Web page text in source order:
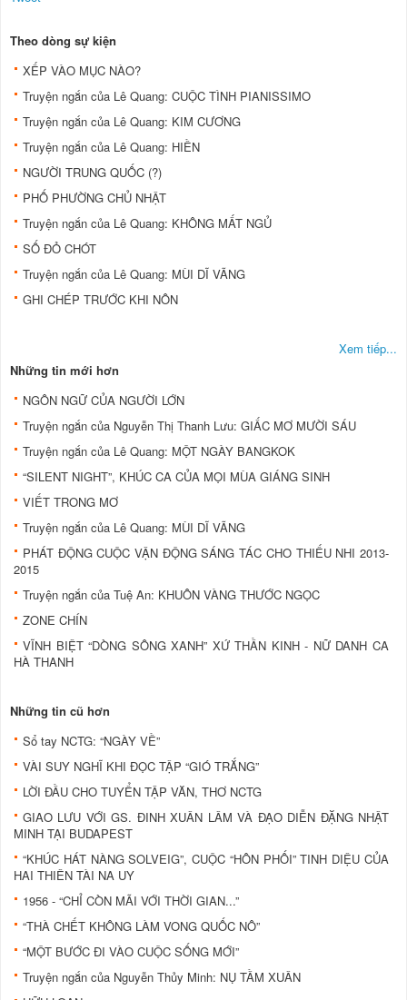
Theo dòng sự kiện
XẾP VÀO MỤC NÀO?
Truyện ngắn của Lê Quang: CUỘC TÌNH PIANISSIMO
Truyện ngắn của Lê Quang: KIM CƯƠNG
Truyện ngắn của Lê Quang: HIỀN
NGƯỜI TRUNG QUỐC (?)
PHỐ PHƯỜNG CHỦ NHẬT
Truyện ngắn của Lê Quang: KHÔNG MẤT NGỦ
SỐ ĐỎ CHÓT
Truyện ngắn của Lê Quang: MÙI DĨ VÃNG
GHI CHÉP TRƯỚC KHI NÔN
Xem tiếp...
Những tin mới hơn
NGÔN NGỮ CỦA NGƯỜI LỚN
Truyện ngắn của Nguyễn Thị Thanh Lưu: GIẤC MƠ MƯỜI SÁU
Truyện ngắn của Lê Quang: MỘT NGÀY BANGKOK
“SILENT NIGHT”, KHÚC CA CỦA MỌI MÙA GIÁNG SINH
VIẾT TRONG MƠ
Truyện ngắn của Lê Quang: MÙI DĨ VÃNG
PHÁT ĐỘNG CUỘC VẬN ĐỘNG SÁNG TÁC CHO THIẾU NHI 2013-
2015
Truyện ngắn của Tuệ An: KHUÔN VÀNG THƯỚC NGỌC
ZONE CHÍN
VĨNH BIỆT “DÒNG SÔNG XANH” XỨ THẦN KINH - NỮ DANH CA
HÀ THANH
Những tin cũ hơn
Sổ tay NCTG: “NGÀY VỀ”
VÀI SUY NGHĨ KHI ĐỌC TẬP “GIÓ TRẮNG”
LỜI ĐẦU CHO TUYỂN TẬP VĂN, THƠ NCTG
GIAO LƯU VỚI GS. ĐINH XUÂN LÂM VÀ ĐẠO DIỄN ĐẶNG NHẬT
MINH TẠI BUDAPEST
“KHÚC HÁT NÀNG SOLVEIG”, CUỘC “HÔN PHỐI” TINH DIỆU CỦA
HAI THIÊN TÀI NA UY
1956 - “CHỈ CÒN MÃI VỚI THỜI GIAN...”
“THÀ CHẾT KHÔNG LÀM VONG QUỐC NÔ”
“MỘT BƯỚC ĐI VÀO CUỘC SỐNG MỚI”
Truyện ngắn của Nguyễn Thủy Minh: NỤ TẦM XUÂN